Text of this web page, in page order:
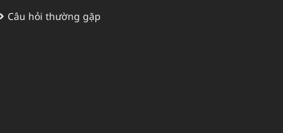
Câu hỏi thường gặp